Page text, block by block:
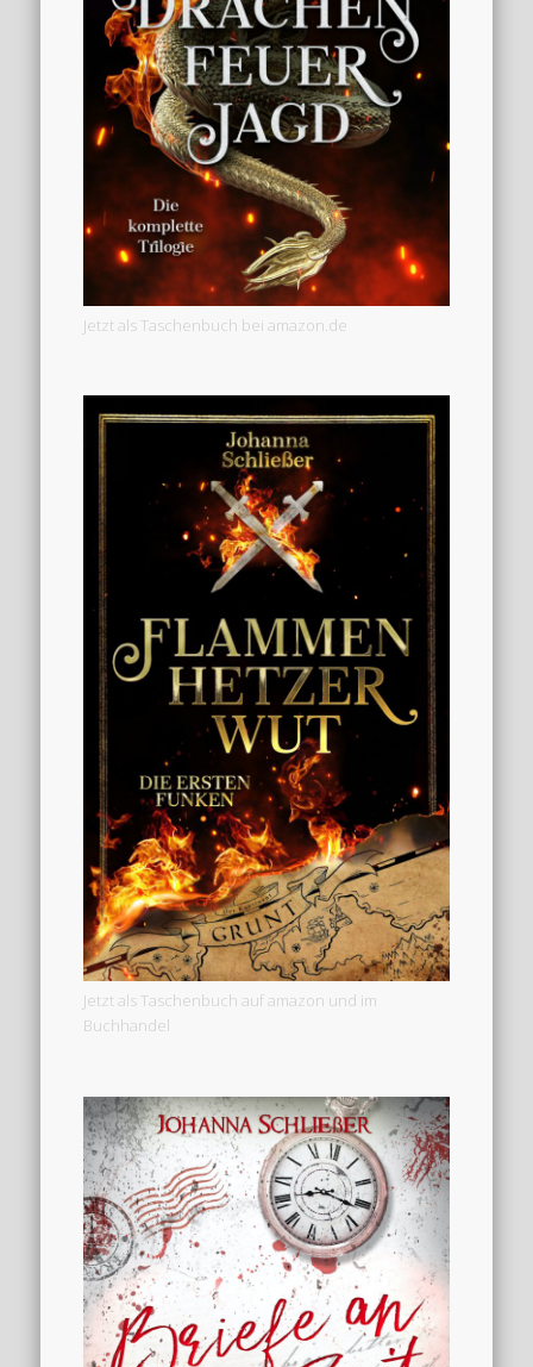
Jetzt als Taschenbuch bei amazon.de
Jetzt als Taschenbuch auf amazon und im
Buchhandel